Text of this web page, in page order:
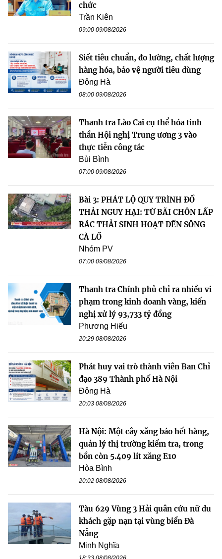
chức
Trần Kiên
09:00 09/08/2026
Siết tiêu chuẩn, đo lường, chất lượng
hàng hóa, bảo vệ người tiêu dùng
Đông Hà
08:00 09/08/2026
Thanh tra Lào Cai cụ thể hóa tinh
thần Hội nghị Trung ương 3 vào
thực tiễn công tác
Bùi Bình
07:00 09/08/2026
Bài 3: PHÁT LỘ QUY TRÌNH ĐỔ
THẢI NGUY HẠI: TỪ BÃI CHÔN LẤP
RÁC THẢI SINH HOẠT ĐẾN SÔNG
CÀ LỒ
Nhóm PV
07:00 09/08/2026
Thanh tra Chính phủ chỉ ra nhiều vi
phạm trong kinh doanh vàng, kiến
nghị xử lý 93,733 tỷ đồng
Phương Hiếu
20:29 08/08/2026
Phát huy vai trò thành viên Ban Chỉ
đạo 389 Thành phố Hà Nội
Đông Hà
20:03 08/08/2026
Hà Nội: Một cây xăng báo hết hàng,
quản lý thị trường kiểm tra, trong
bồn còn 5.409 lít xăng E10
Hòa Bình
20:02 08/08/2026
Tàu 629 Vùng 3 Hải quân cứu nữ du
khách gặp nạn tại vùng biển Đà
Nẵng
Minh Nghĩa